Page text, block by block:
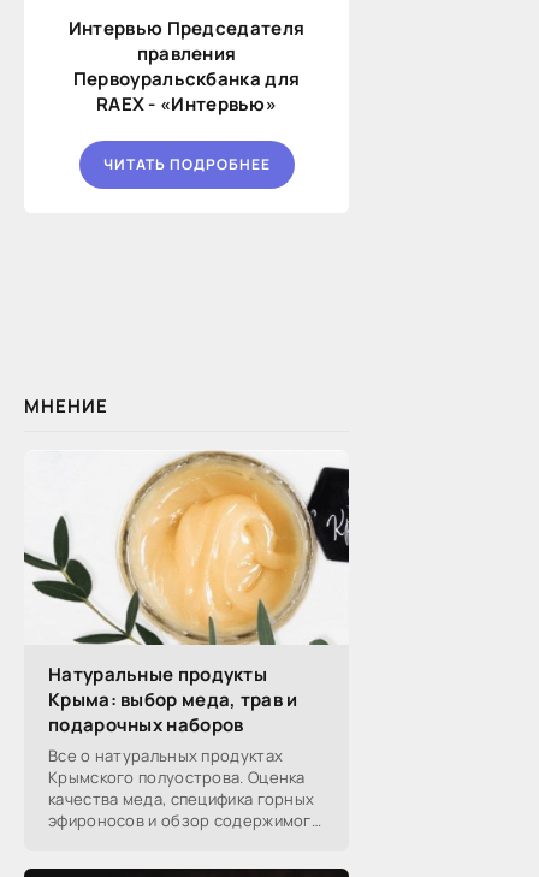
Интервью Председателя
правления
Первоуральскбанка для
RAEX - «Интервью»
ЧИТАТЬ ПОДРОБНЕЕ
МНЕНИЕ
Натуральные продукты
Крыма: выбор меда, трав и
подарочных наборов
Все о натуральных продуктах
Крымского полуострова. Оценка
качества меда, специфика горных
эфироносов и обзор содержимого